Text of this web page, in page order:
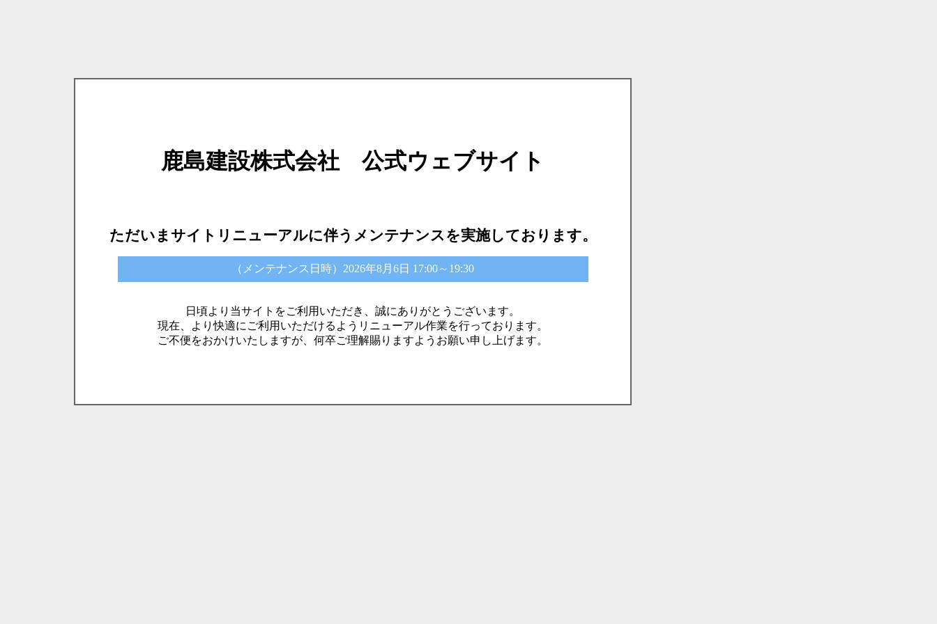
鹿島建設株式会社 公式ウェブサイト
ただいまサイトリニューアルに伴うメンテナンスを実施しております。
（メンテナンス日時）2026年8月6日 17:00～19:30
日頃より当サイトをご利用いただき、誠にありがとうございます。
現在、より快適にご利用いただけるようリニューアル作業を行っております。
ご不便をおかけいたしますが、何卒ご理解賜りますようお願い申し上げます。